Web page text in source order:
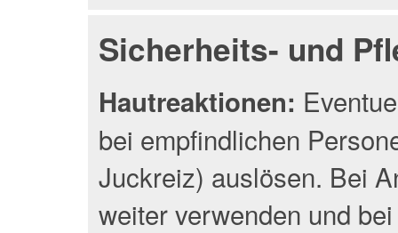
Sicherheits- und
Hautreaktionen:
bei empfindlichen
Juckreiz) auslösen. Bei
weiter verwenden und